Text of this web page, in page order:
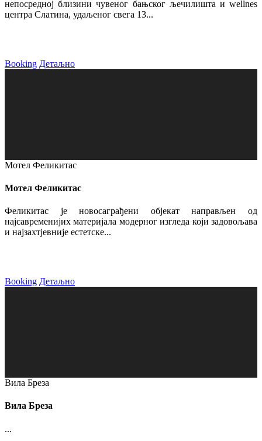
непосредној близини чувеног бањског љечилишта и wellnes
центра Слатина, удаљеног свега 13...
Booking Детаљно
Мотел Феликитас
Мотел Феликитас
Феликитас је новосаграђени објекат направљен од
најсавременијих материјала модерног изгледа који задовољава
и најзахтјевније естетске...
Booking Детаљно
Вила Бреза
Вила Бреза
...